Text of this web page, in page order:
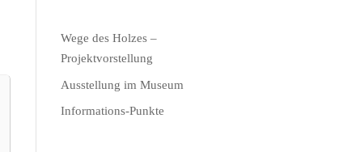
Wege des Holzes –
Projektvorstellung
Ausstellung im Museum
Informations-Punkte